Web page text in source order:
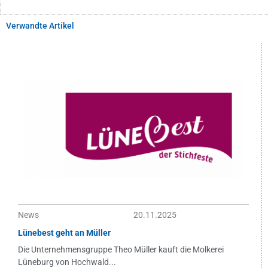
Verwandte Artikel
News
20.11.2025
Lünebest geht an Müller
Die Unternehmensgruppe Theo Müller kauft die Molkerei
Lüneburg von Hochwald...